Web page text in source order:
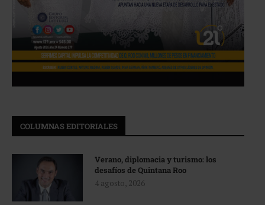
COLUMNAS EDITORIALES
Verano, diplomacia y turismo: los
desafíos de Quintana Roo
4 agosto, 2026